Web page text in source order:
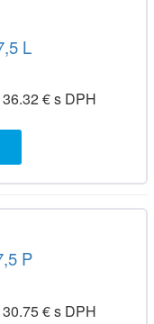
L
36.32 € s DPH
P
30.75 € s DPH